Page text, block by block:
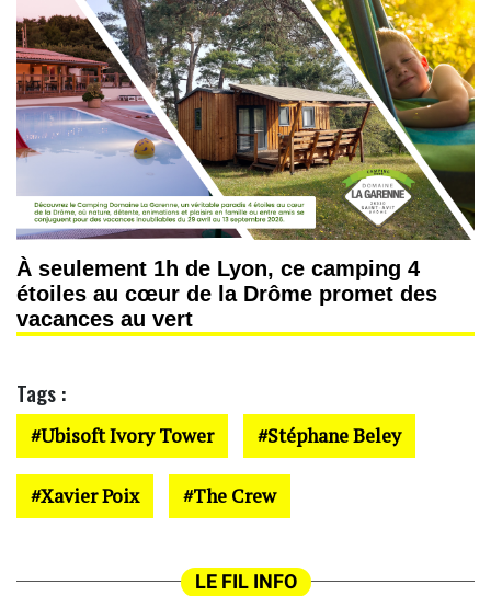
À seulement 1h de Lyon, ce camping 4
étoiles au cœur de la Drôme promet des
vacances au vert
Tags :
Ubisoft Ivory Tower Stéphane Beley
Xavier Poix The Crew
LE FIL INFO